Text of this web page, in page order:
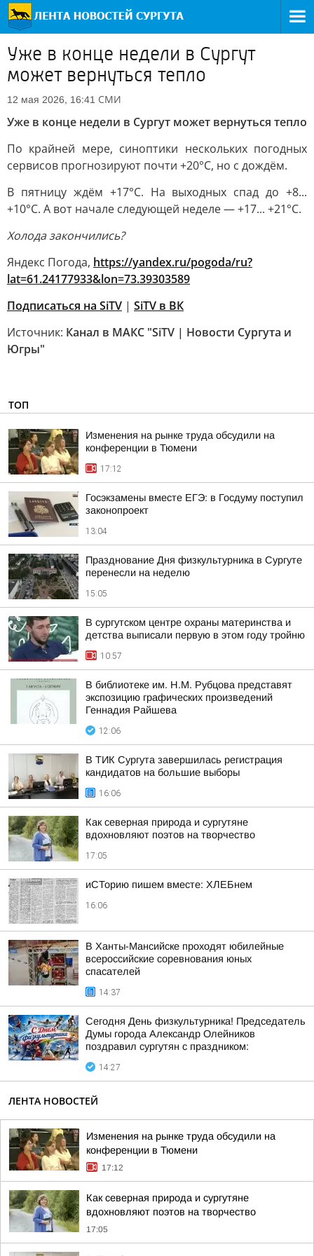
Уже в конце недели в Сургут
может вернуться тепло
12 мая 2026, 16:41 СМИ
Уже в конце недели в Сургут может вернуться тепло
По крайней мере, синоптики нескольких погодных
сервисов прогнозируют почти +20°С, но с дождём.
В пятницу ждём +17°С. На выходных спад до +8...
+10°С. А вот начале следующей неделе — +17... +21°С.
Холода закончились?
Яндекс Погода, https://yandex.ru/pogoda/ru?
lat=61.24177933&lon=73.39303589
Подписаться на SiTV | SiTV в ВК
Источник: Канал в МАКС "SiTV | Новости Сургута и
Югры"
ТОП
Изменения на рынке труда обсудили на
конференции в Тюмени
17:12
Госэкзамены вместе ЕГЭ: в Госдуму поступил
законопроект
13:04
Празднование Дня физкультурника в Сургуте
перенесли на неделю
15:05
В сургутском центре охраны материнства и
детства выписали первую в этом году тройню
10:57
В библиотеке им. Н.М. Рубцова представят
экспозицию графических произведений
Геннадия Райшева
12:06
В ТИК Сургута завершилась регистрация
кандидатов на большие выборы
16:06
Как северная природа и сургутяне
вдохновляют поэтов на творчество
17:05
иСТорию пишем вместе: ХЛЕБнем
16:06
В Ханты-Мансийске проходят юбилейные
всероссийские соревнования юных
спасателей
14:37
Сегодня День физкультурника! Председатель
Думы города Александр Олейников
поздравил сургутян с праздником:
14:27
ЛЕНТА НОВОСТЕЙ
Изменения на рынке труда обсудили на
конференции в Тюмени
17:12
Как северная природа и сургутяне
вдохновляют поэтов на творчество
17:05